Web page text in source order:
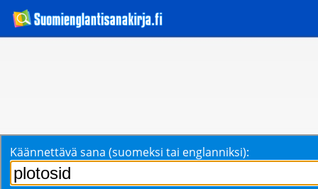
Käännettävä sana (suomeksi tai englanniksi):